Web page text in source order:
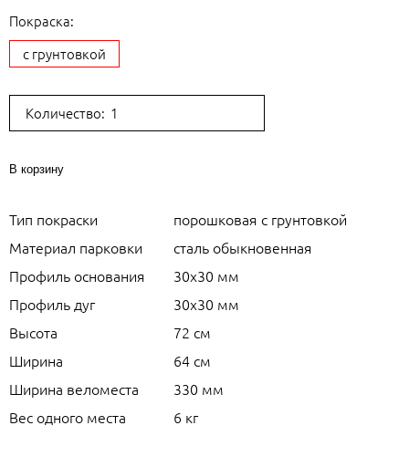
Покраска:
с грунтовкой
Количество:
В корзину
Тип покраски
порошковая с грунтовкой
Материал парковки
сталь обыкновенная
Профиль основания
30х30 мм
Профиль дуг
30х30 мм
Высота
72 см
Ширина
64 см
Ширина веломеста
330 мм
Вес одного места
6 кг